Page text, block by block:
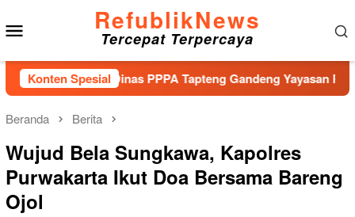
ke
konten
RefublikNews
Tercepat Terpercaya
Konten Spesial
Dinas PPPA Tapteng Gandeng Yayasan Pusaka
Beranda Berita
Wujud Bela Sungkawa, Kapolres
Purwakarta Ikut Doa Bersama Bareng
Ojol